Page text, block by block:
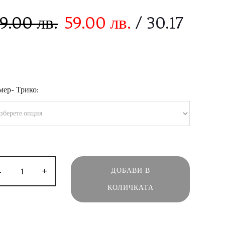
лв. 59.00лв. / 30.17
Трико:
+
ДОБАВИ В
КОЛИЧКАТА